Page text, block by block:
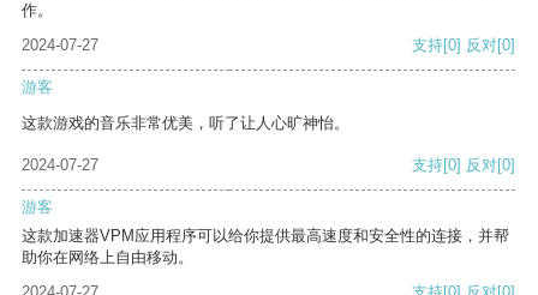
作。
2024-07-27
支持[0] 反对[0]
游客
这款游戏的音乐非常优美，听了让人心旷神怡。
2024-07-27 支持[0] 反对[0]
游客
这款加速器VPM应用程序可以给你提供最高速度和安全性的连接，并帮
助你在网络上自由移动。